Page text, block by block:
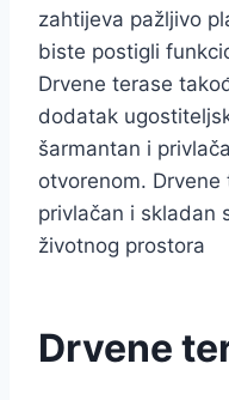
zahtijeva pažljivo
biste postigli
Drvene terase
dodatak
šarmantan i
otvorenom.
privlačan i skladan
životnog prostora
Drvene